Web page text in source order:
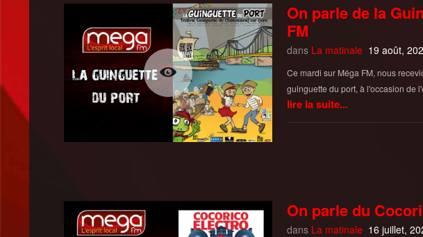
On parle de la
FM
dans La matinale 19 août,
Ce mardi sur Méga FM, nous
guinguette du port, à l'occasion de
lire la suite...
On parle du
dans La matinale 16 juillet,